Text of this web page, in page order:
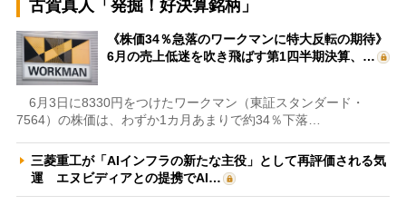
古賀真人「発掘！好決算銘柄」
《株価34％急落のワークマンに特大反転の期待》
6月の売上低迷を吹き飛ばす第1四半期決算、…
6月3日に8330円をつけたワークマン（東証スタンダード・
7564）の株価は、わずか1カ月あまりで約34％下落…
三菱重工が「AIインフラの新たな主役」として再評価される気
運 エヌビディアとの提携でAI…